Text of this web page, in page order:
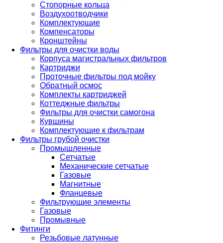
Стопорные кольца
Воздухоотводчики
Комплектующие
Компенсаторы
Кронштейны
Фильтры для очистки воды
Корпуса магистральных фильтров
Картриджи
Проточные фильтры под мойку
Обратный осмос
Комплекты картриджей
Коттеджные фильтры
Фильтры для очистки самогона
Кувшины
Комплектующие к фильтрам
Фильтры грубой очистки
Промышленные
Сетчатые
Механические сетчатые
Газовые
Магнитные
Фланцевые
Фильтрующие элементы
Газовые
Промывные
Фитинги
Резьбовые латунные